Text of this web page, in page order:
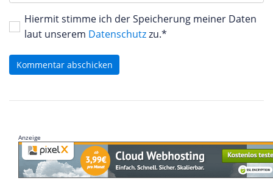
Hiermit stimme ich der Speicherung meiner Daten
laut unserem Datenschutzzu.*
Kommentar abschicken
Anzeige